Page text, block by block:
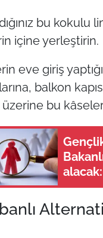
bu kokulu
içine yerleştirin.
eve giriş
balkon
bu
belli